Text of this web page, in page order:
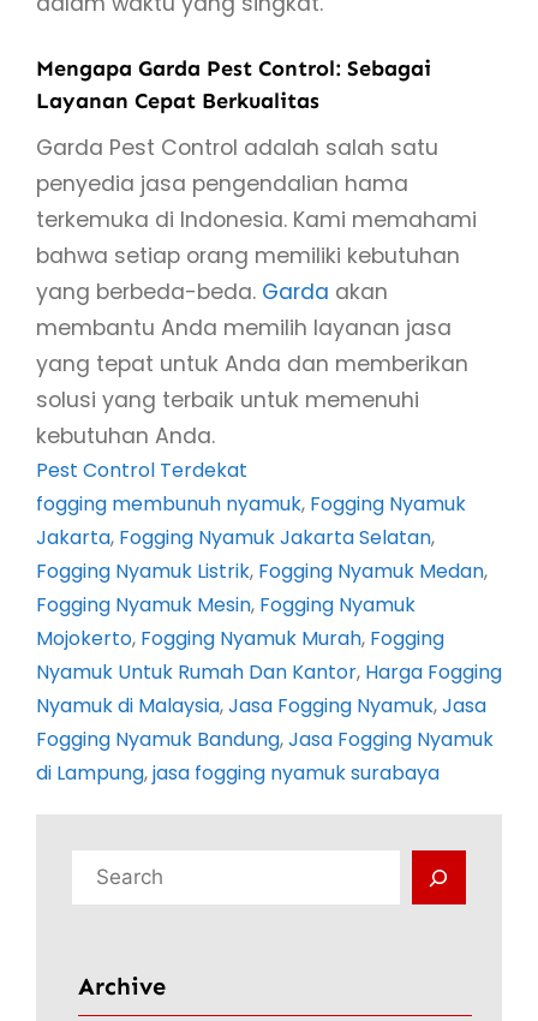
Mengapa Garda Pest Control: Sebagai
Layanan Cepat Berkualitas
Garda Pest Control adalah salah satu
penyedia jasa pengendalian hama
terkemuka di Indonesia. Kami memahami
bahwa setiap orang memiliki kebutuhan
yang berbeda-beda. Garda akan
membantu Anda memilih layanan jasa
yang tepat untuk Anda dan memberikan
solusi yang terbaik untuk memenuhi
kebutuhan Anda.
Pest Control Terdekat
fogging membunuh nyamuk, Fogging Nyamuk
Jakarta, Fogging Nyamuk Jakarta Selatan
Fogging Nyamuk Listrik, Fogging Nyamuk Medan
Fogging Nyamuk Mesin, Fogging Nyamuk
Mojokerto, Fogging Nyamuk Murah, Fogging
Nyamuk Untuk Rumah Dan Kantor, Harga Fogging
Nyamuk di Malaysia, Jasa Fogging Nyamuk, Jasa
Fogging Nyamuk Bandung, Jasa Fogging Nyamuk
di Lampung, jasa fogging nyamuk surabaya
a
Archive